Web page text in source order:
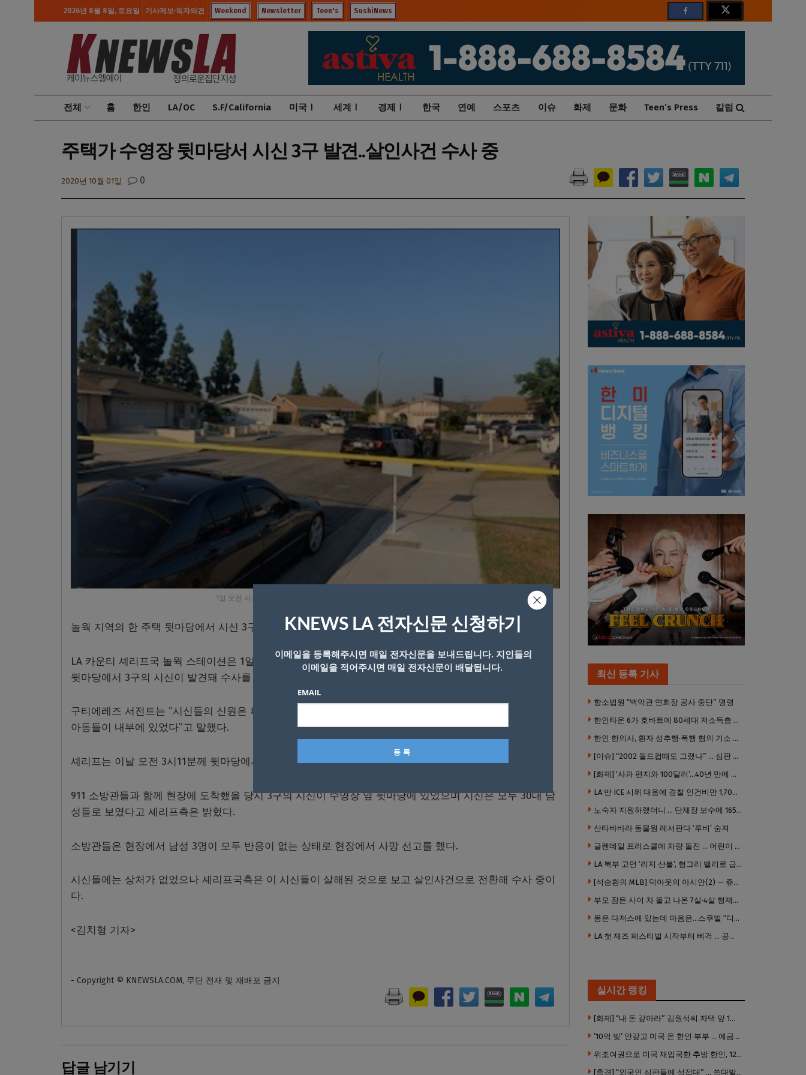
2026년 8월 8일, 토요일 기사제보·독자의견 Weekend Newsletter Teen's SushiNews
전체 홈 한인 LA/OC S.F/California 미국Ⅰ 세계Ⅰ 경제Ⅰ 한국 연예 스포츠 이슈 화제 문화 Teen’s Press 칼럼
주택가 수영장 뒷마당서 시신 3구 발견..살인사건 수사 중
2020년 10월 01일 0
1일 오전 시신이 발견된 놀웍 주택가에서 경관들이 수사 중이다.
놀웍 지역의 한 주택 뒷마당에서 시신 3구가 발견돼 경찰이 수사 중이다.
LA 카운티 셰리프국 놀웍 스테이션은 1일 오전 12000 block of Portugal Court에 위치한 한 주택의 수영장
뒷마당에서 3구의 시신이 발견돼 수사를 진행하고 있다고 밝혔다.
구티에레즈 서전트는 “시신들의 신원은 확인되지 않았다”며 “시신 발견 당시 이 집에는 2명의 여성의 2명의
아동들이 내부에 있었다”고 말했다.
셰리프는 이날 오전 3시11분께 뒷마당에서 시신이 발견됐다는 신고를 받고 현장에 출동했다.
911 소방관들과 함께 현장에 도착했을 당시 3구의 시신이 수영장 옆 뒷마당에 있었으며 시신은 모두 30대 남
성들로 보였다고 셰리프측은 밝혔다.
소방관들은 현장에서 남성 3명이 모두 반응이 없는 상태로 현장에서 사망 선고를 했다.
시신들에는 상처가 없었으나 셰리프국측은 이 시신들이 살해된 것으로 보고 살인사건으로 전환해 수사 중이
다.
<김치형 기자>
- Copyright © KNEWSLA.COM, 무단 전재 및 재배포 금지
답글 남기기
최신 등록 기사
항소법원 “백악관 연회장 공사 중단” 명령
한인타운 6가 호바트에 80세대 저소득층 아파트 준공
한인 한의사, 환자 성추행·폭행 혐의 기소 … 면허 긴급정지
[이슈] “2002 월드컵때도 그랬나” … 심판 성접대 의혹 해외로 일파만파, 4강 신화까지 불똥
[화제] ‘사과 편지와 100달러’…40년 만에 훔친 책 돌려준 절도범
LA 반 ICE 시위 대응에 경찰 인건비만 1,700만 달러 썼다.
노숙자 지원하랬더니 … 단체장 보수에 165만 달러 ‘펑펑’
산타바바라 동물원 레서판다 ‘루비’ 숨져
글렌데일 프리스쿨에 차량 돌진 … 어린이 8명 경상
LA 북부 고먼 ‘리지 산불’, 헝그리 밸리로 급확산 … 5번 Fwy 양방향 전면 폐쇄
[석승환의 MLB] 덕아웃의 아시안(2) — 쥬우크, 지금 괜찮아요?
부모 잠든 사이 차 몰고 나온 7살·4살 형제…보행자 덮쳐 중태
몸은 다저스에 있는데 마음은…스쿠벌 “디트로이트로 돌아가고파”
LA 첫 재즈 페스티벌 시작부터 삐걱 … 공연 줄줄이 취소
실시간 랭킹
[화제] “내 돈 갚아라” 김원석씨 자택 앞 1인 광대 시위 … 한인 투자사, “108만 달러 못받아”
’10억 빚’ 안갚고 미국 온 한인 부부 … 예금보험공사, 미국서 소송
위조여권으로 미국 재입국한 추방 한인, 120만 달러 은행 사기 행각
[충격] “외국인 심판들에 성접대” … 쑥대밭된 축협 어디까지 추락하나
KNEWS LA 전자신문 신청하기
이메일을 등록해주시면 매일 전자신문을 보내드립니다. 지인들의
이메일을 적어주시면 매일 전자신문이 배달됩니다.
EMAIL